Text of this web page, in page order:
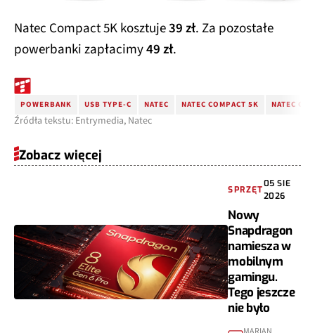
Natec Compact 5K kosztuje39 zł. Za pozostałe
powerbanki zapłacimy49 zł.
POWERBANK USB TYPE-C NATEC NATEC COMPACT 5K NATEC
Źródła tekstu: Entrymedia, Natec
Zobacz więcej
SPRZĘT
05 SIE
2026
Nowy
Snapdragon
namiesza w
mobilnym
gamingu.
Tego jeszcze
nie było